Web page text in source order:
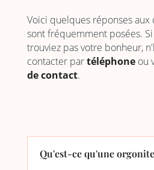
Voici quelques réponses
sont fréquemment posées.
trouviez pas votre bonheur,
contacter partéléphoneou
de contact.
Qu'est-ce qu'une